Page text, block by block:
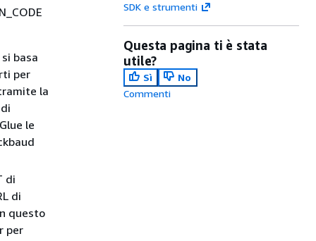
basa
per
la
le
di
di
questo
per
SDK e strumenti
Questa pagina ti è stata
utile?
Sì
No
Commenti